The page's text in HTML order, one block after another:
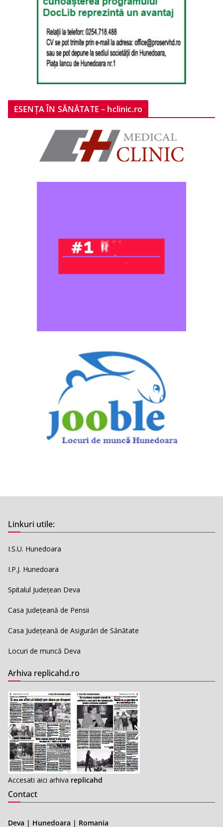
ESENȚA ÎN SĂNĂTATE – hclinic.ro
Linkuri utile:
I.S.U. Hunedoara
I.P.J. Hunedoara
Spitalul Județean Deva
Casa Județeană de Pensii
Casa Județeană de Asigurări de Sănătate
Locuri de muncă Deva
Arhiva replicahd.ro
Accesati aici arhiva replicahd
Contact
Deva | Hunedoara | Romania